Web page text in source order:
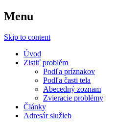
Menu
Skip to content
Úvod
Zistiť problém
Podľa príznakov
Podľa časti tela
Abecedný zoznam
Zvieracie problémy
Články
Adresár služieb